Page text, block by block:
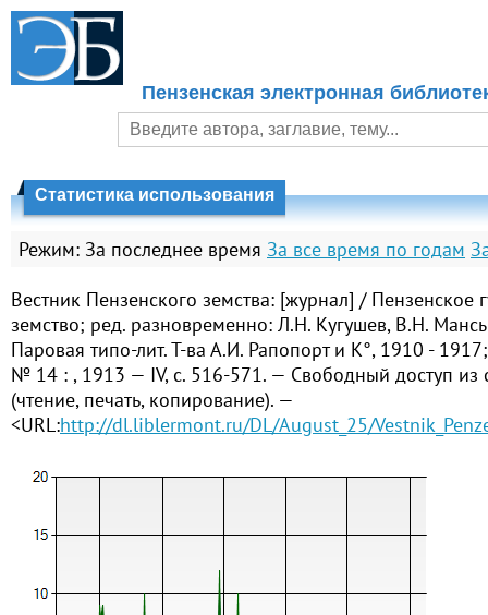
Пензенская электронная
Статистика использования
Режим: За последнее время За все время по годам
Вестник Пензенского земства: [журнал] / Пензенское
земство; ред. разновременно: Л.Н. Кугушев, В.Н.
Паровая типо-лит. Т-ва А.И. Рапопорт и К°, 1910 -
№ 14 : , 1913 — IV, с. 516-571. — Свободный доступ из
(чтение, печать, копирование). —
<URL:http://dl.liblermont.ru/DL/August_25/